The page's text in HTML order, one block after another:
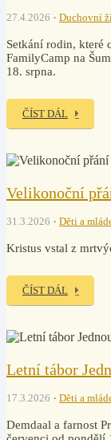
27.4.2026 Duchovní
Setkání rodin, které
FamilyCamp na
18. srpna.
ČÍST DÁL
Velikonoční
31.3.2026 Děti a
Kristus vstal z
ČÍST DÁL
Letní tábor
17.3.2026 Děti a
Demdaal a farnost